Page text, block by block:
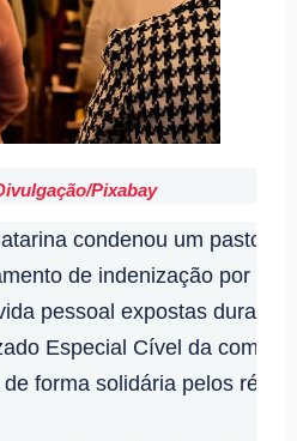
Pixabay
condenou um pastor
de indenização por
pessoal expostas
Especial Cível da
forma solidária pelos réus.